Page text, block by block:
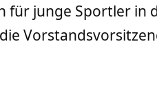
für junge Sportler in